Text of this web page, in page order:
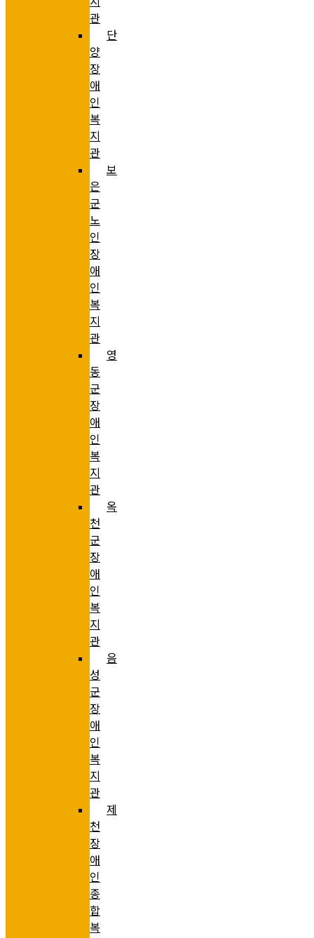
관
단
양
장
애
인
복
지
관
보
은
군
노
인
장
애
인
복
지
관
영
동
군
장
애
인
복
지
관
옥
천
군
장
애
인
복
지
관
음
성
군
장
애
인
복
지
관
제
천
장
애
인
종
합
복